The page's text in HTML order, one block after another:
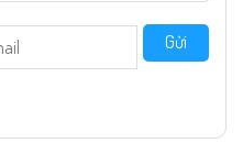
Gửi